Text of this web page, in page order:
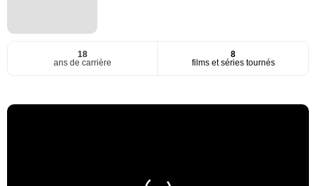
18
ans de carrière
8
films et séries tournés